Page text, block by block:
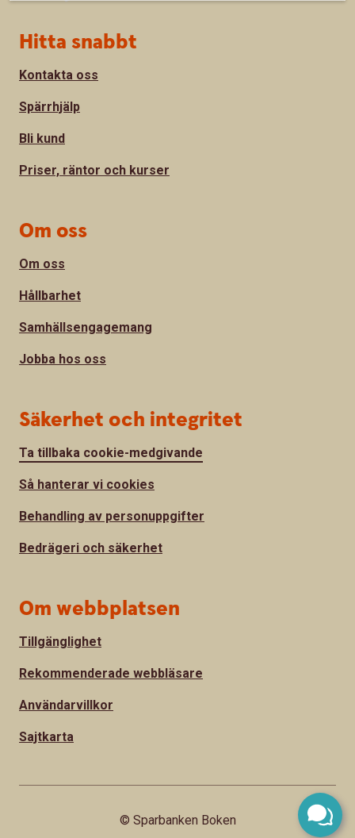
Sidfot
Hitta snabbt
Kontakta oss
Spärrhjälp
Bli kund
Priser, räntor och kurser
Om oss
Om oss
Hållbarhet
Samhällsengagemang
Jobba hos oss
Säkerhet och integritet
Ta tillbaka cookie-medgivande
Så hanterar vi cookies
Behandling av personuppgifter
Bedrägeri och säkerhet
Om webbplatsen
Tillgänglighet
Rekommenderade webbläsare
Användarvillkor
Sajtkarta
© Sparbanken Boken